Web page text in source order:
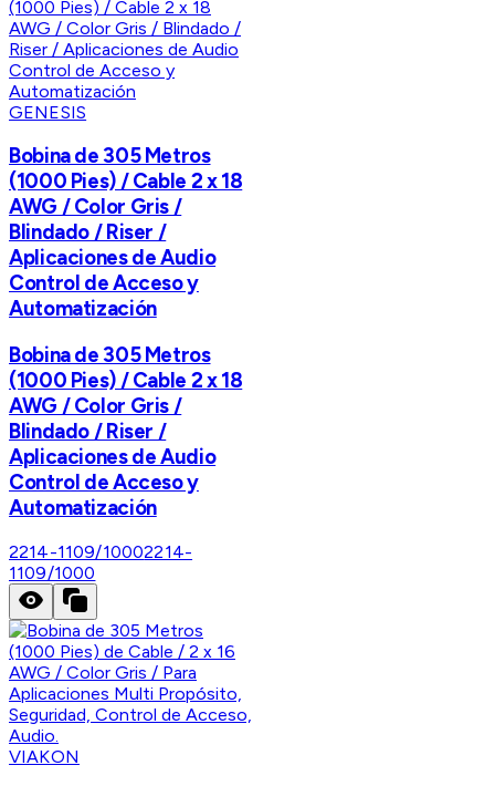
GENESIS
Bobina de 305 Metros
(1000 Pies) / Cable 2 x 18
AWG / Color Gris /
Blindado / Riser /
Aplicaciones de Audio
Control de Acceso y
Automatización
Bobina de 305 Metros
(1000 Pies) / Cable 2 x 18
AWG / Color Gris /
Blindado / Riser /
Aplicaciones de Audio
Control de Acceso y
Automatización
2214-1109/10002214-
1109/1000
VIAKON